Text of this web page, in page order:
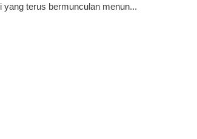
terus bermunculan menun...